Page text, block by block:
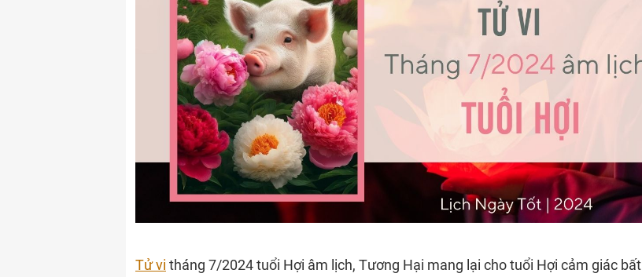
Tử vi tháng 7/2024 tuổi Hợi âm lịch, Tương Hại mang lại cho tuổi Hợi cảm giác bất